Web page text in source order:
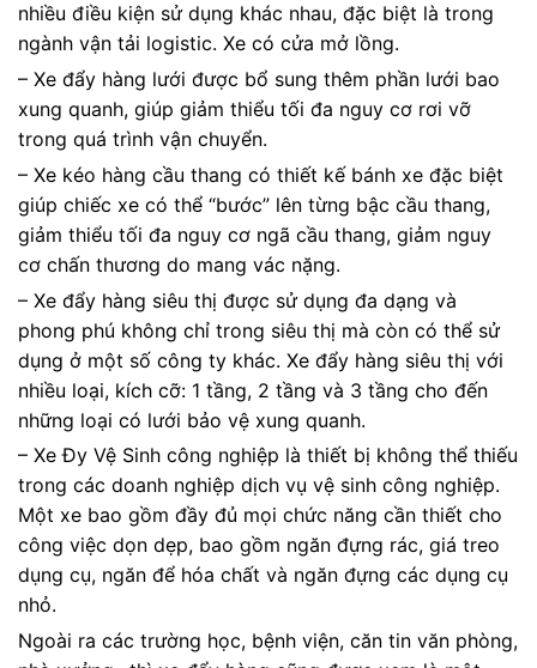
nhiều điều kiện sử dụng khác nhau, đặc biệt là trong
ngành vận tải logistic. Xe có cửa mở lồng.
– Xe đẩy hàng lưới được bổ sung thêm phần lưới bao
xung quanh, giúp giảm thiểu tối đa nguy cơ rơi vỡ
trong quá trình vận chuyển.
– Xe kéo hàng cầu thang có thiết kế bánh xe đặc biệt
giúp chiếc xe có thể “bước” lên từng bậc cầu thang,
giảm thiểu tối đa nguy cơ ngã cầu thang, giảm nguy
cơ chấn thương do mang vác nặng.
– Xe đẩy hàng siêu thị được sử dụng đa dạng và
phong phú không chỉ trong siêu thị mà còn có thể sử
dụng ở một số công ty khác. Xe đẩy hàng siêu thị với
nhiều loại, kích cỡ: 1 tầng, 2 tầng và 3 tầng cho đến
những loại có lưới bảo vệ xung quanh.
– Xe Đy Vệ Sinh công nghiệp là thiết bị không thể thiếu
trong các doanh nghiệp dịch vụ vệ sinh công nghiệp.
Một xe bao gồm đầy đủ mọi chức năng cần thiết cho
công việc dọn dẹp, bao gồm ngăn đựng rác, giá treo
dụng cụ, ngăn để hóa chất và ngăn đựng các dụng cụ
nhỏ.
Ngoài ra các trường học, bệnh viện, căn tin văn phòng,